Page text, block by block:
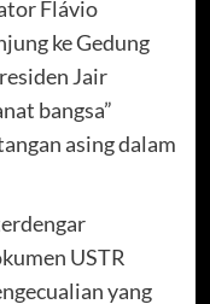
Flávio
ke Gedung
Jair
bangsa”
asing dalam
USTR
yang